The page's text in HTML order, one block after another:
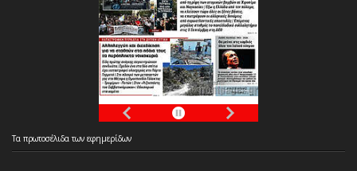
Τα πρωτοσέλιδατων εφημερίδων